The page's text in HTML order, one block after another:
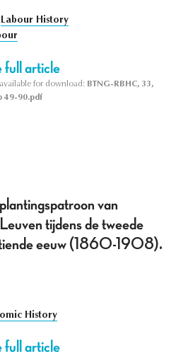
Labour History
full article
available for download: BTNG-RBHC, 33,
49-90.pdf
van
tijdens de tweede
eeuw (1860-1908).
History
full article